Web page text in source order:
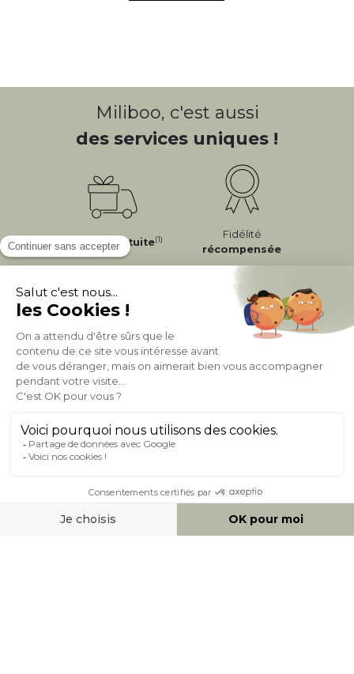
Miliboo, c'est aussi
des services uniques !
LivraisonGratuite(1)
Fidélité
récompensée
Expéditionen
24/72h
Appel gratuit
0 20 88 04 14
À PROPOS DE MILIBOO